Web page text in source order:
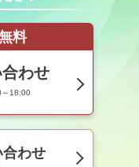
料
わせ
～18:00
わせ